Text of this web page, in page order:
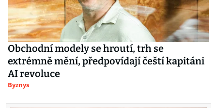
Obchodní modely se hroutí, trh se
extrémně mění, předpovídají čeští kapitáni
AI revoluce
Byznys